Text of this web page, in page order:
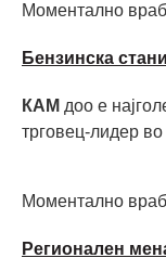
Моментално
Бензинска
КАМ доо е
трговец-лидер
Моментално
Регионален